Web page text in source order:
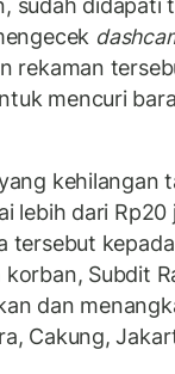
rekaman
mencuri
kehilangan
lebih dari
tersebut
Subdit
dan
Cakung,